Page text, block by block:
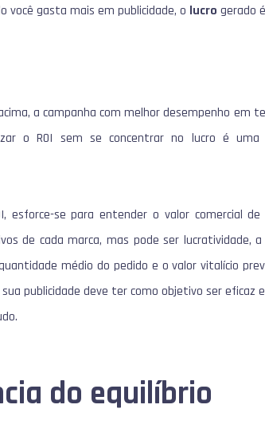
você gasta mais em publicidade, o lucro gerado
a campanha com melhor desempenho em
o ROI sem se concentrar no lucro é
esforce-se para entender o valor comercial
de cada marca, mas pode ser lucratividade,
médio do pedido e o valor vitalício
publicidade deve ter como objetivo ser eficaz
do equilíbrio